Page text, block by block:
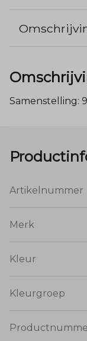
Samenstelling:
Artikelnummer
Merk
Kleur
Kleurgroep